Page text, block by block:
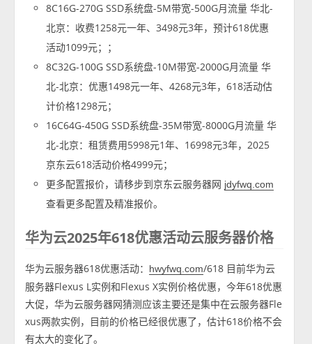
8C16G-270G SSD系统盘-5M带宽-500G月流量 华北-
北京：收费1258元一年、3498元3年，预计618优惠
活动1099元；；
8C32G-100G SSD系统盘-10M带宽-2000G月流量 华
北-北京：优惠1498元一年、4268元3年，618活动估
计价格1298元；
16C64G-450G SSD系统盘-35M带宽-8000G月流量 华
北-北京：租赁费用5998元1年、16998元3年，2025
京东云618活动价格4999元；
更多配置报价，请移步到京东云服务器网 jdyfwq.com
查看更多配置及精准报价。
华为云2025年618优惠活动云服务器价格
华为云服务器618优惠活动： hwyfwq.com/618 目前华为云
服务器Flexus L实例和Flexus X实例价格优惠，今年618优惠
大促，华为云服务器网猜测应该主要还是集中在云服务器Fle
xus两款实例，目前的价格已经很优惠了，估计618价格不会
有太大的变化了。